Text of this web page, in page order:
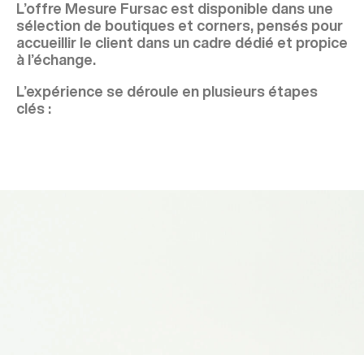
L’offre Mesure Fursac est disponible dans une
sélection de boutiques et corners, pensés pour
accueillir le client dans un cadre dédié et propice
à l’échange.
L’expérience se déroule en plusieurs étapes
clés :